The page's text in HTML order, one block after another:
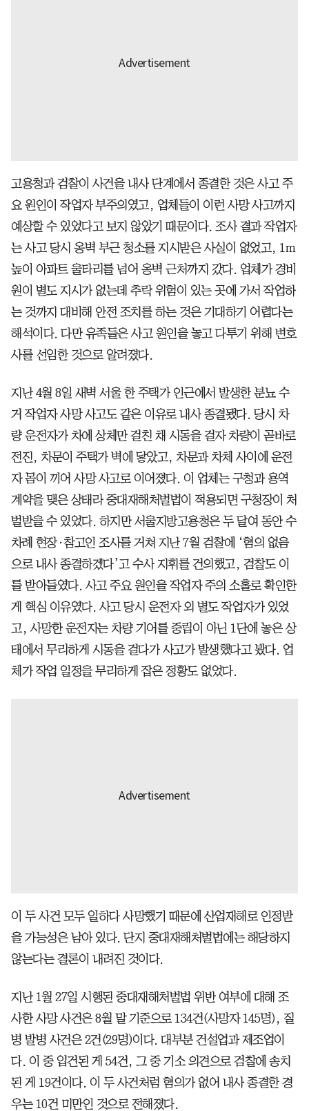
고용청과 검찰이 사건을 내사 단계에서 종결한 것은 사고 주
요 원인이 작업자 부주의였고, 업체들이 이런 사망 사고까지
예상할 수 있었다고 보지 않았기 때문이다. 조사 결과 작업자
는 사고 당시 옹벽 부근 청소를 지시받은 사실이 없었고, 1m
높이 아파트 울타리를 넘어 옹벽 근처까지 갔다. 업체가 경비
원이 별도 지시가 없는데 추락 위험이 있는 곳에 가서 작업하
는 것까지 대비해 안전 조치를 하는 것은 기대하기 어렵다는
해석이다. 다만 유족들은 사고 원인을 놓고 다투기 위해 변호
사를 선임한 것으로 알려졌다.
지난 4월 8일 새벽 서울 한 주택가 인근에서 발생한 분뇨 수
거 작업자 사망 사고도 같은 이유로 내사 종결됐다. 당시 차
량 운전자가 차에 상체만 걸친 채 시동을 걸자 차량이 곧바로
전진, 차문이 주택가 벽에 닿았고, 차문과 차체 사이에 운전
자 몸이 끼어 사망 사고로 이어졌다. 이 업체는 구청과 용역
계약을 맺은 상태라 중대재해처벌법이 적용되면 구청장이 처
벌받을 수 있었다. 하지만 서울지방고용청은 두 달여 동안 수
차례 현장·참고인 조사를 거쳐 지난 7월 검찰에 ‘혐의 없음
으로 내사 종결하겠다’고 수사 지휘를 건의했고, 검찰도 이
를 받아들였다. 사고 주요 원인을 작업자 주의 소홀로 확인한
게 핵심 이유였다. 사고 당시 운전자 외 별도 작업자가 있었
고, 사망한 운전자는 차량 기어를 중립이 아닌 1단에 놓은 상
태에서 무리하게 시동을 걸다가 사고가 발생했다고 봤다. 업
체가 작업 일정을 무리하게 잡은 정황도 없었다.
이 두 사건 모두 일하다 사망했기 때문에 산업재해로 인정받
을 가능성은 남아 있다. 단지 중대재해처벌법에는 해당하지
않는다는 결론이 내려진 것이다.
지난 1월 27일 시행된 중대재해처벌법 위반 여부에 대해 조
사한 사망 사건은 8월 말 기준으로 134건(사망자 145명), 질
병 발병 사건은 2건(29명)이다. 대부분 건설업과 제조업이
다. 이 중 입건된 게 54건, 그 중 기소 의견으로 검찰에 송치
된 게 19건이다. 이 두 사건처럼 혐의가 없어 내사 종결한 경
우는 10건 미만인 것으로 전해졌다.